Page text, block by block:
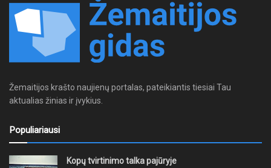
Žemaitijos krašto naujienų portalas, pateikiantis tiesiai Tau
aktualias žinias ir įvykius.
Populiariausi
Kopų tvirtinimo talka pajūryje